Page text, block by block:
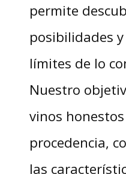
permite
posibilidades
límites de lo
Nuestro
vinos
procedencia,
las